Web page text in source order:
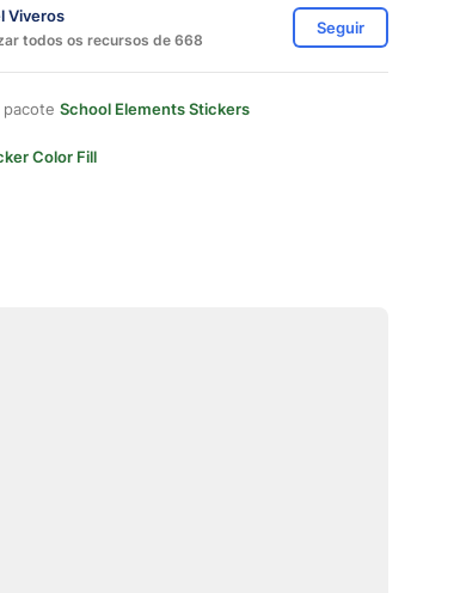
Viveros
todos os recursos de 668
Seguir
School Elements Stickers
Color Fill